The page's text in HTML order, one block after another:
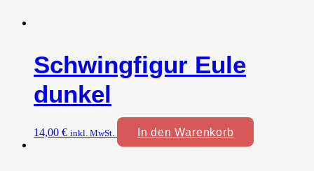
Schwingfigur Eule
dunkel
14,00 € inkl. MwSt. In den Warenkorb